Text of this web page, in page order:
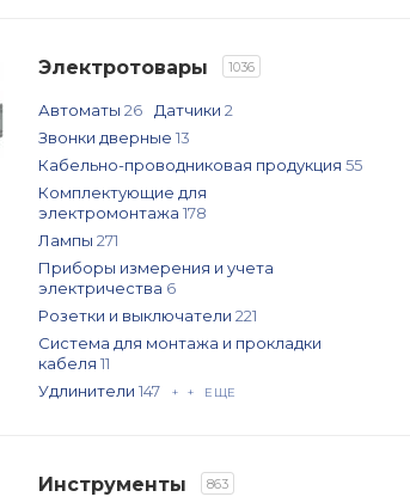
Электротовары 1036
Автоматы 26 Датчики 2
Звонки дверные 13
Кабельно-проводниковая продукция 55
Комплектующие для
электромонтажа 178
Лампы 271
Приборы измерения и учета
электричества 6
Розетки и выключатели 221
Система для монтажа и прокладки
кабеля 11
Удлинители 147 + + ЕЩЕ
Инструменты 863